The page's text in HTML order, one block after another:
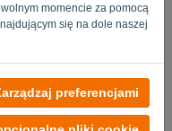
momencie za pomocą
się na dole naszej
preferencjami
darmo